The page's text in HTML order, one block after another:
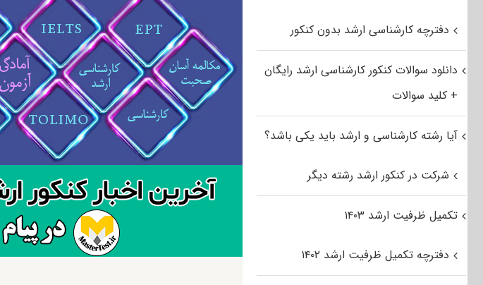
دفترچه کارشناسی ارشد بدون کنکور
دانلود سوالات کنکور کارشناسی ارشد رایگان
+ کلید سوالات
آیا رشته کارشناسی و ارشد باید یکی باشد؟
شرکت در کنکور ارشد رشته دیگر
تکمیل ظرفیت ارشد ۱۴۰۳
دفترچه تکمیل ظرفیت ارشد ۱۴۰۲